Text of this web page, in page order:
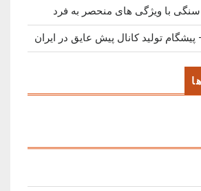
سنگی با ویژگی های منحصر به فرد
تولید کانال پیش عایق در ایران